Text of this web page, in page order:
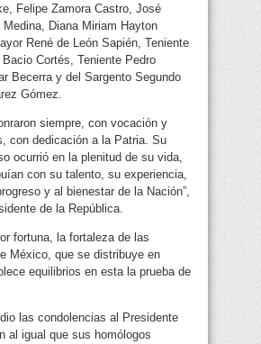
Felipe Zamora Castro, José
Diana Miriam Hayton
René de León Sapién, Teniente
Cortés, Teniente Pedro
Becerra y del Sargento Segundo
Gómez.
siempre, con vocación y
con dedicación a la Patria. Su
ocurrió en la plenitud de su vida,
con su talento, su experiencia,
y al bienestar de la Nación”,
de la República.
fortuna, la fortaleza de las
México, que se distribuye en
equilibrios en esta la prueba de
las condolencias al Presidente
al igual que sus homólogos